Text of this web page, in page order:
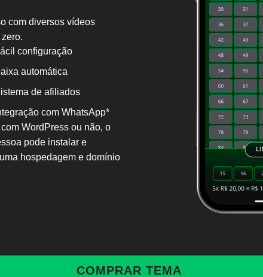
com diversos vídeos
configuração
automática
de afiliados
com WhatsApp*
WordPress ou não, o
pode instalar e
hospedagem e domínio
COMPRAR TEMA